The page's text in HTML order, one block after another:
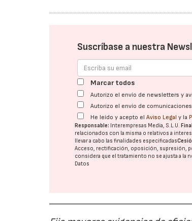
Suscríbase a nuestra
Marcar todos
Autorizo el envío de newsletters y
Autorizo el envío de
He leído y acepto elAviso Legal y la
Responsable: Interempresas Media, S.L.U.
relacionados con la misma o relativos a
llevar a cabo las finalidades especificadas
Acceso, rectificación, oposición, supresión,
considera que el tratamiento no se ajusta a la
Datos